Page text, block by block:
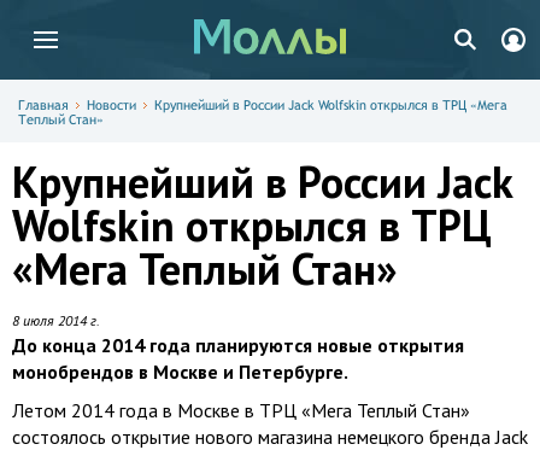
Главная Новости
Крупнейший в России Jack Wolfskin открылся в ТРЦ «Мега
Теплый Стан»
Крупнейший в России Jack
Wolfskin открылся в ТРЦ
«Мега Теплый Стан»
8 июля 2014 г.
До конца 2014 года планируются новые открытия
монобрендов в Москве и Петербурге.
Летом 2014 года в Москве в ТРЦ «Мега Теплый Стан»
состоялось открытие нового магазина немецкого бренда Jack